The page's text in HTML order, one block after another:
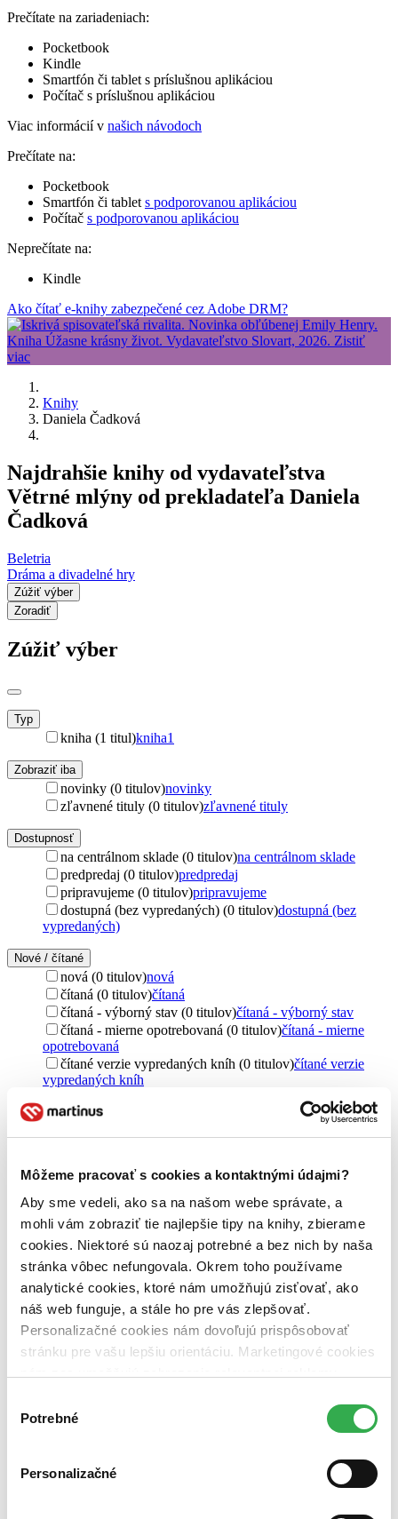
Môžeme pracovať s cookies a kontaktnými údajmi?
Aby sme vedeli, ako sa na našom webe správate, a
mohli vám zobraziť tie najlepšie tipy na knihy, zbierame
cookies. Niektoré sú naozaj potrebné a bez nich by naša
stránka vôbec nefungovala. Okrem toho používame
analytické cookies, ktoré nám umožňujú zisťovať, ako
náš web funguje, a stále ho pre vás zlepšovať.
Personalizačné cookies nám dovoľujú prispôsobovať
stránku pre vašu lepšiu orientáciu. Marketingové cookies
nám pomohlo, keby sme mohli používať všetky tieto
súhlasu
Potrebné
Personalizačné
Prečítate na zariadeniach:
Pocketbook
Kindle
Smartfón či tablet s príslušnou aplikáciou
Počítač s príslušnou aplikáciou
Viac informácií v našich návodoch
Prečítate na:
Pocketbook
Smartfón či tablet s podporovanou aplikáciou
Počítač s podporovanou aplikáciou
Neprečítate na:
Kindle
Ako čítať e-knihy zabezpečené cez Adobe DRM?
Knihy
Daniela Čadková
Najdrahšie knihy od vydavateľstva
Větrné mlýny od prekladateľa Daniela
Čadková
Beletria
Dráma a divadelné hry
Zúžiť výber
Zoradiť
Zúžiť výber
Typ
kniha (1 titul)kniha1
Zobraziť iba
novinky (0 titulov)novinky
zľavnené tituly (0 titulov)zľavnené tituly
Dostupnosť
na centrálnom sklade (0 titulov)na centrálnom sklade
predpredaj (0 titulov)predpredaj
pripravujeme (0 titulov)pripravujeme
dostupná (bez vypredaných) (0 titulov)dostupná (bez
vypredaných)
Nové / čítané
nová (0 titulov)nová
čítaná (0 titulov)čítaná
čítaná - výborný stav (0 titulov)čítaná - výborný stav
čítaná - mierne opotrebovaná (0 titulov)čítaná - mierne
opotrebovaná
čítané verzie vypredaných kníh (0 titulov)čítané verzie
vypredaných kníh
Jazyk
Lucius Annaeus Seneca (1 titul)Lucius Annaeus Seneca
Vydavateľstvo
Větrné mlýny (1 titul)Větrné mlýny1
Väzba
pevná väzba (1 titul) pevná väzba1
Zúžiť výber
Zoradiť
Novinky